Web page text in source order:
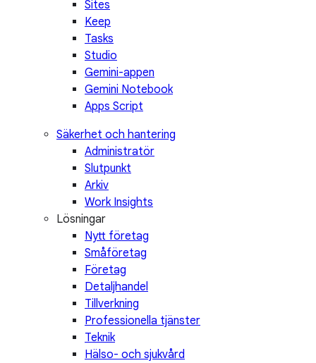
Sites
Keep
Tasks
Studio
Gemini-appen
Gemini Notebook
Apps Script
Säkerhet och hantering
Administratör
Slutpunkt
Arkiv
Work Insights
Lösningar
Nytt företag
Småföretag
Företag
Detaljhandel
Tillverkning
Professionella tjänster
Teknik
Hälso- och sjukvård